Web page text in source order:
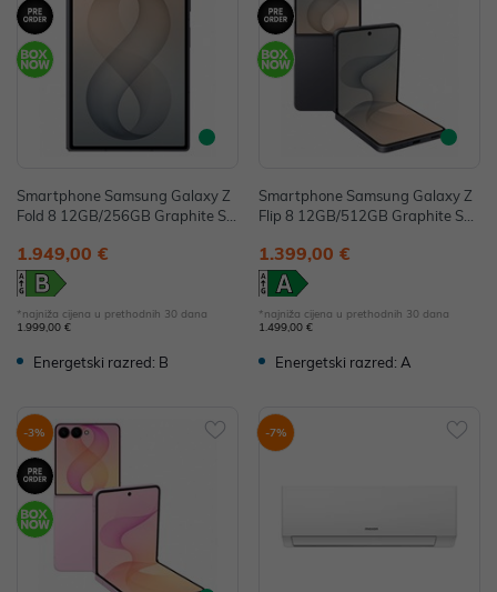
Smartphone Samsung Galaxy Z
Fold 8 12GB/256GB Graphite SM
1.949,00 €
*najniža cijena u prethodnih 30 dana
1.999,00 €
Energetski razred: B
Smartphone Samsung Galaxy Z
Flip 8 12GB/512GB Graphite SM
1.399,00 €
*najniža cijena u prethodnih 30 dana
1.499,00 €
Energetski razred: A
-3% -7%